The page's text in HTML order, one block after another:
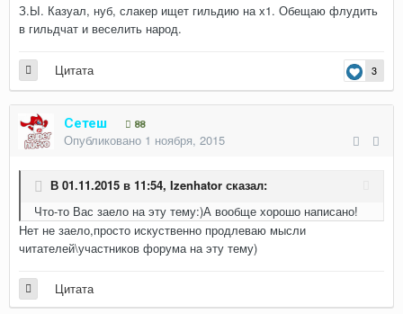
З.Ы. Казуал, нуб, слакер ищет гильдию на х1. Обещаю флудить
в гильдчат и веселить народ.
3
Цитата
Сетеш 88
Опубликовано 1 ноября, 2015
В 01.11.2015 в 11:54, Izenhator сказал:
Что-то Вас заело на эту тему:)А вообще хорошо написано!
Нет не заело,просто искуственно продлеваю мысли
читателей\участников форума на эту тему)
Цитата